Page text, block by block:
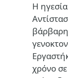
Η
βάρβαρη
χρόνο